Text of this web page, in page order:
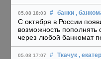
05.08 18:03 # банки ,
С октября в России
возможность пополнять
через любой банкомат
05.08 17:07 # Ткачук ,